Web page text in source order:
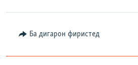
Ба дигарон фиристед